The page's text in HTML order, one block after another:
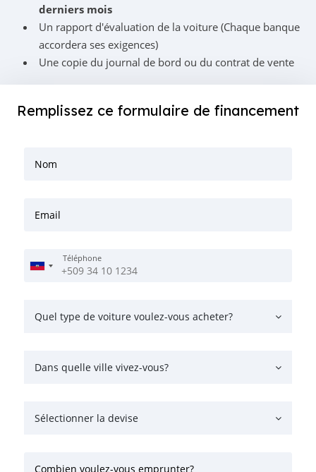
derniers mois
Un rapport d'évaluation de la voiture (Chaque banque
accordera ses exigences)
Une copie du journal de bord ou du contrat de vente
Remplissez ce formulaire de financement
Nom
Email
Téléphone
Quel type de voiture voulez-vous acheter?
Dans quelle ville vivez-vous?
Sélectionner la devise
Combien voulez-vous emprunter?